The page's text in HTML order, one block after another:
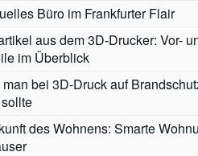
Büro im Frankfurter Flair
aus dem 3D-Drucker: Vor-
im Überblick
man bei 3D-Druck auf
des Wohnens: Smarte